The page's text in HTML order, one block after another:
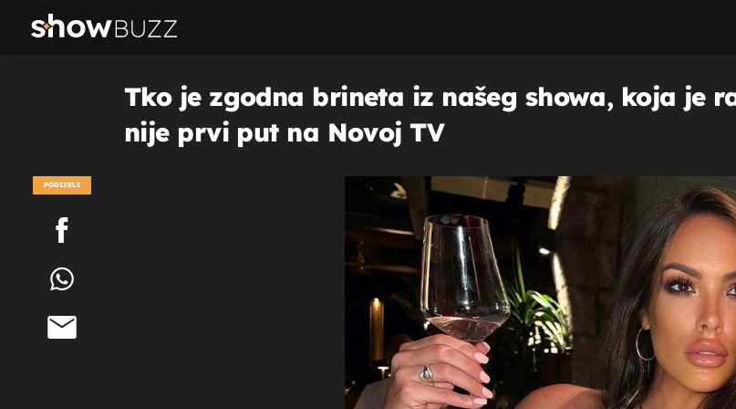
Tko je zgodna brineta iz našeg showa, koja je
nije prvi put na Novoj TV
PODIJELI